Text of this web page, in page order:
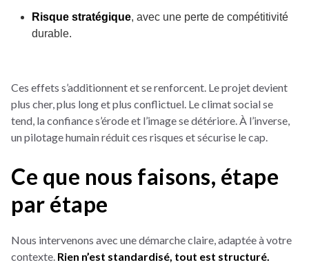
Risque stratégique, avec une perte de compétitivité
durable.
Ces effets s’additionnent et se renforcent. Le projet devient
plus cher, plus long et plus conflictuel. Le climat social se
tend, la confiance s’érode et l’image se détériore. À l’inverse,
un pilotage humain réduit ces risques et sécurise le cap.
Ce que nous faisons, étape
par étape
Nous intervenons avec une démarche claire, adaptée à votre
contexte. Rien n’est standardisé, tout est structuré.